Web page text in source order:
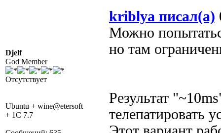
Djelf
God Member
Отсутствует
Ubuntu + wine@etersoft
+ 1C 7.7
kriblya писал(а)
Можно
но там
Результат
телепатировать